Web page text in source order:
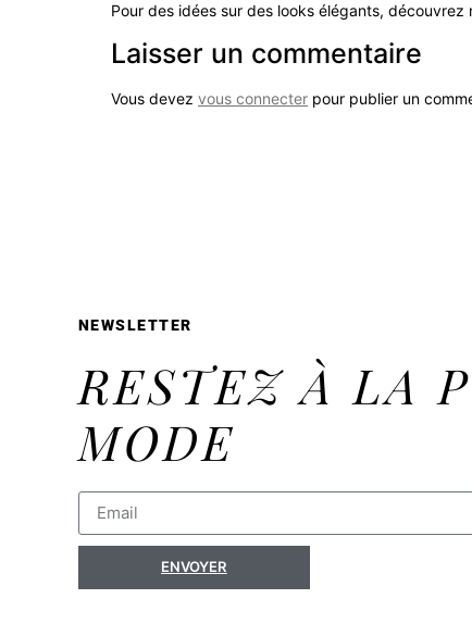
Pour des idées sur des looks élégants, découvrez
Laisser un commentaire
Vous devez vous connecter pour publier un
NEWSLETTER
RESTEZ À LA
MODE
ENVOYER